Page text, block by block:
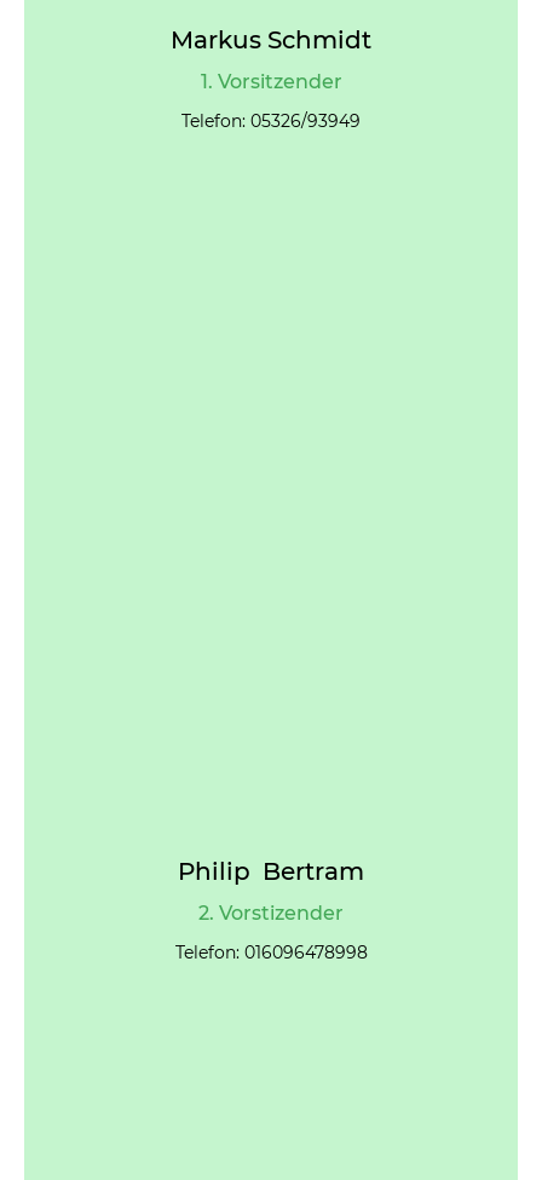
Markus Schmidt
1. Vorsitzender
Telefon: 05326/93949
Philip Bertram
2. Vorstizender
Telefon: 016096478998